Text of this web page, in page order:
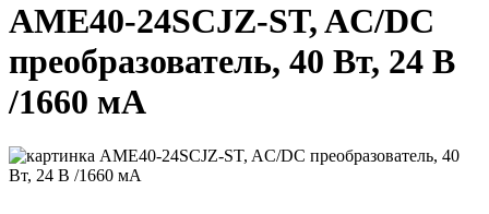
AME40-24SCJZ-ST, AC/DC
преобразователь, 40 Вт, 24 В
/1660 мА